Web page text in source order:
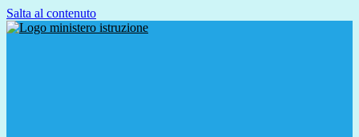
Salta al contenuto